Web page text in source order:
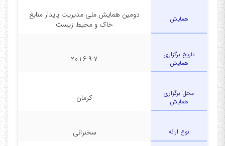
همایش
دومین همایش ملی مدیریت پایدار منابع
خاک و محیط زیست
تاریخ برگزاری
همایش
2016-9-7
محل برگزاری
همایش
کرمان
نوع ارائه سخنرانی